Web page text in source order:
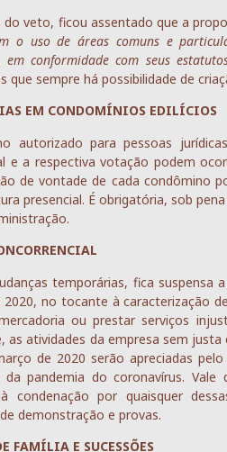
do veto, ficou assentado que a
o uso de áreas comuns e
em conformidade com seus
que sempre há possibilidade de
EM CONDOMÍNIOS EDILÍCIOS
autorizado para pessoas
e a respectiva votação podem
de vontade de cada condômino
presencial. É obrigatória, sob
temporárias, fica
no tocante à caracterização
ou prestar serviços
atividades da empresa sem justa
de 2020 serão apreciadas
da pandemia do coronavírus.
condenação por quaisquer
demonstração e provas.
FAMÍLIA E SUCESSÕES